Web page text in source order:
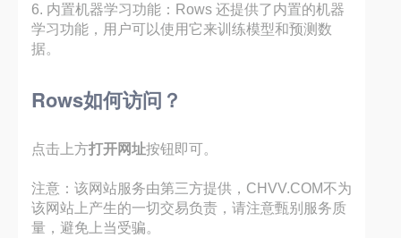
6. 内置机器学习功能：Rows 还提供了内置的机器
学习功能，用户可以使用它来训练模型和预测数
据。
Rows如何访问？
点击上方打开网址按钮即可。
注意：该网站服务由第三方提供，CHVV.COM不为
该网站上产生的一切交易负责，请注意甄别服务质
量，避免上当受骗。